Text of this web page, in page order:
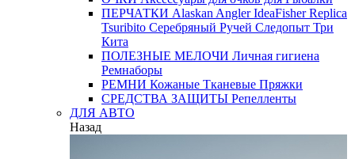
ПЕРЧАТКИ Alaskan AnglerIdeaFisherReplica
Tsuribito Серебряный Ручей Следопыт Три
Кита
ПОЛЕЗНЫЕ МЕЛОЧИ Личная гигиена
Ремнаборы
РЕМНИ Кожаные Тканевые Пряжки
СРЕДСТВА ЗАЩИТЫ Репелленты
ДЛЯ АВТО
Назад